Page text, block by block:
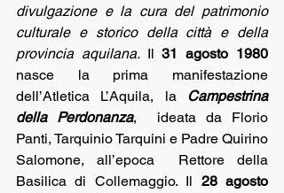
divulgazione e la cura del patrimonio
culturale e storico della città e della
provincia aquilana. Il
nasce la prima manifestazione
dell’Atletica L’Aquila, la Campestrina
della Perdonanza,  ideata da Florio
Panti, Tarquinio Tarquini e Padre Quirino
Salomone, all’epoca  Rettore della
Basilica di Collemaggio. Il 28 agosto